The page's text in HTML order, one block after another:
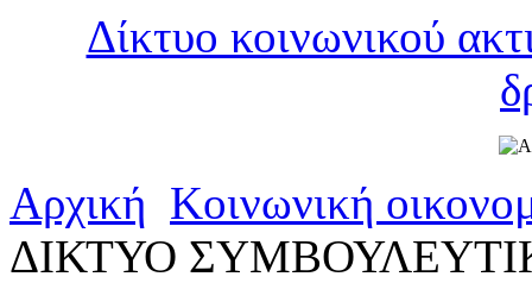
Δίκτυο κοινωνικού
Αρχική Κοινωνική
ΔΙΚΤΥΟ